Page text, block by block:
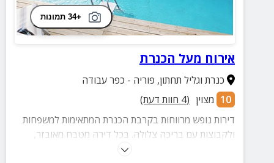
+34 תמונות
אירוח מעל הכנרת
כנרת וגליל תחתון, פוריה - כפר עבודה
10 מצוין (
4 חוות דעת)
דירות נופש מרווחות בקרבת הכנרת המתאימות למשפחות
ולקבוצות עם בריכה צלולה. בכל דירה מטבח מאובזר,
טלוויזיה בלוויין ומרפסת נעימה. במרחק נסיעה קצר משפע